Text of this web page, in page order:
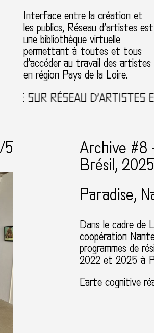
Interface entre la création et
les publics, Réseau d’artistes est
une bibliothèque virtuelle
permettant à toutes et tous
d’accéder au travail des artistes
en région Pays de la Loire.
SUR RÉSEAU D’ARTISTES
/5
Archive #8
Brésil, 2025
Paradise
Dans le cadre de
coopération
programmes de
2022 et 2025 à
Carte cognitive